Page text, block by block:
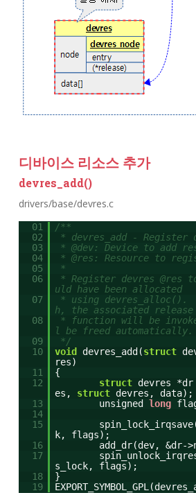
디바이스 리소스 추가
devres_add()
drivers/base/devres.c
01
/**
02
* devres_add - Register
03
* @dev: Device to add
04
* @res: Resource to
05
*
06
* Register devres @res
uld have been allocated
07
* using devres_alloc().
h, the associated release
08
* function will be
l be freed automatically.
09
*/
10
void devres_add(struct
res)
11
{
12
struct devres
es, struct devres, data);
13
unsigned long
14
15
k, flags);
16
add_dr(dev, &dr-
17
s_lock, flags);
18
}
19